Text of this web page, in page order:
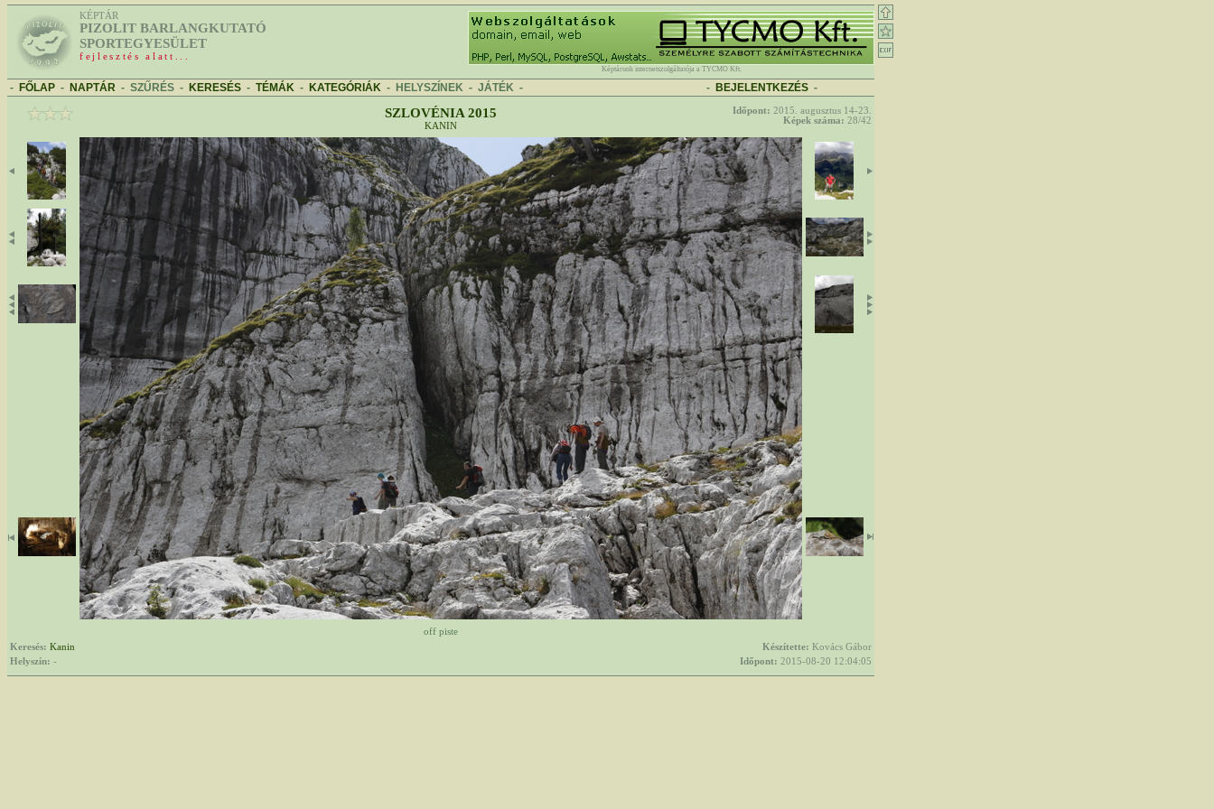
KÉPTÁR
PIZOLIT BARLANGKUTATÓ
SPORTEGYESÜLET
fejlesztés alatt...
Képtárunk internetszolgáltatója a TYCMO Kft.
- FŐLAP - NAPTÁR - SZŰRÉS - KERESÉS - TÉMÁK - KATEGÓRIÁK - HELYSZÍNEK - JÁTÉK - - BEJELENTKEZÉS-
SZLOVÉNIA 2015
KANIN
Időpont: 2015. augusztus 14-23.
Képek száma: 28/42
off piste
Keresés: Kanin Készítette: Kovács Gábor
Helyszín: - Időpont: 2015-08-20 12:04:05